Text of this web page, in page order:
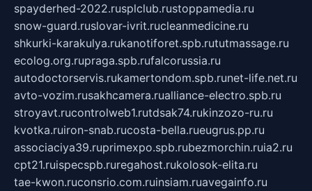
spayderhed-2022.rusplclub.rustoppamedia.ru
snow-guard.ruslovar-ivrit.rucleanmedicine.ru
shkurki-karakulya.rukanotiforet.spb.rututmassage.ru
ecolog.org.rupraga.spb.rufalcorussia.ru
autodoctorservis.rukamertondom.spb.runet-life.net.ru
avto-vozim.rusakhcamera.rualliance-electro.spb.ru
stroyavt.rucontrolweb1.rutdsak74.rukinzozo-ru.ru
kvotka.ruiron-snab.rucosta-bella.rueugrus.pp.ru
associaciya39.ruprimexpo.spb.rubezmorchin.ruia2.ru
cpt21.ruispecspb.ruregahost.rukolosok-elita.ru
tae-kwon.ruconsrio.com.ruinsiam.ruavegainfo.ru